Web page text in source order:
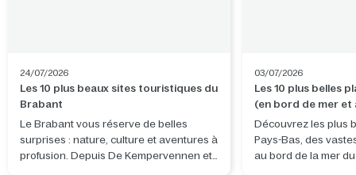
24/07/2026
Les 10 plus beaux sites touristiques du
Brabant
Le Brabant vous réserve de belles
surprises : nature, culture et aventures à
profusion. Depuis De Kempervennen et
03/07/2026
Les 10 plus belles
(en bord de mer et
terres)
Découvrez les plus
Pays-Bas, des
au bord de la mer